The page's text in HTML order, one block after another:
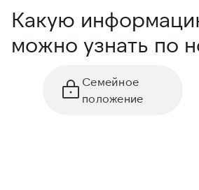
Какую
можно узнать по
Семейное
положение